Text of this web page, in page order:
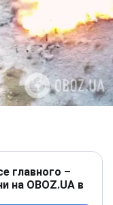
главного –
на OBOZ.UA в